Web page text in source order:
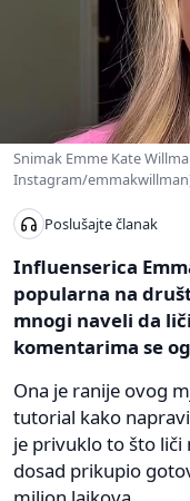
Snimak Emme Kate
Instagram/
Poslušajte članak
Influenserica
popularna na
mnogi naveli da
komentarima se
Ona je ranije ovog
tutorial kako
je privuklo to što liči
dosad prikupio